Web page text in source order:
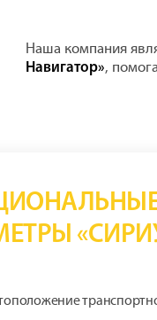
Наша компания
Навигатор»,